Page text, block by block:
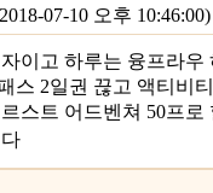
07-10 오후 10:46:00)
이고 하루는 융프라
스 2일권 끊고 액티비
스트 어드벤쳐 50프